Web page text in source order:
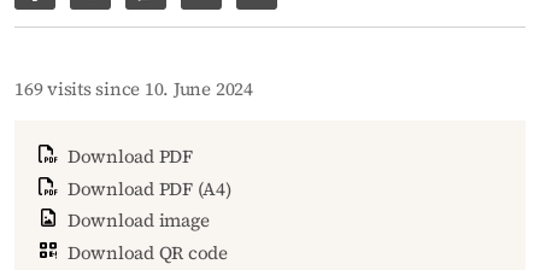
169 visits since 10. June 2024
Download PDF
Download PDF (A4)
Download image
Download QR code